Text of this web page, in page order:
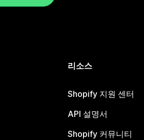
리소스
Shopify 지원 센터
API 설명서
Shopify 커뮤니티